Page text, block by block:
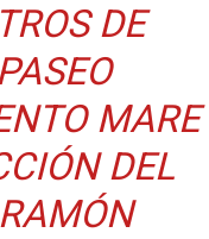
DE
MARE
DEL